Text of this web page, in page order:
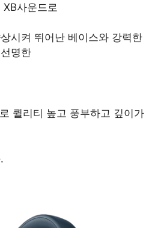
사운드로
시켜 뛰어난 베이스와 강력한
명한
퀼리티 높고 풍부하고 깊이가